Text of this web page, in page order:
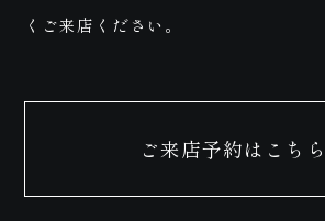
わ
くご来店ください。
ご来店予約はこちら